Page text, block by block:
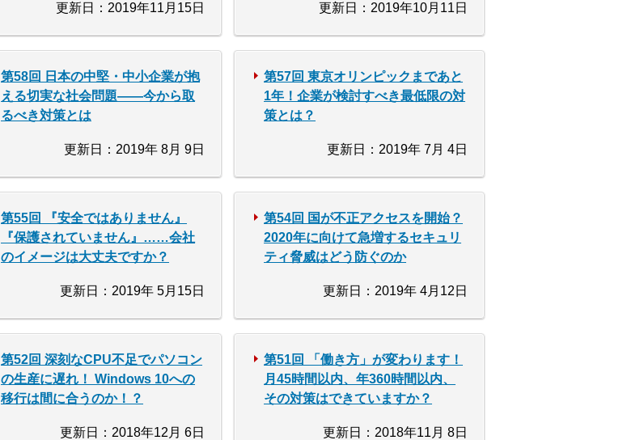
更新日：2019年11月15日 更新日：2019年10月11日
第58回 日本の中堅・中小企業が抱
える切実な社会問題――今から取
るべき対策とは
更新日：2019年 8月 9日
第57回 東京オリンピックまであと
1年！企業が検討すべき最低限の対
策とは？
更新日：2019年 7月 4日
第55回 『安全ではありません』
『保護されていません』……会社
のイメージは大丈夫ですか？
更新日：2019年 5月15日
第54回 国が不正アクセスを開始？
2020年に向けて急増するセキュリ
ティ脅威はどう防ぐのか
更新日：2019年 4月12日
第52回 深刻なCPU不足でパソコン
の生産に遅れ！ Windows 10への
移行は間に合うのか！？
更新日：2018年12月 6日
第51回 「働き方」が変わります！
月45時間以内、年360時間以内、
その対策はできていますか？
更新日：2018年11月 8日